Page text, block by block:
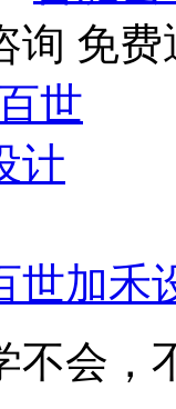
询 免费
世加禾
不会，